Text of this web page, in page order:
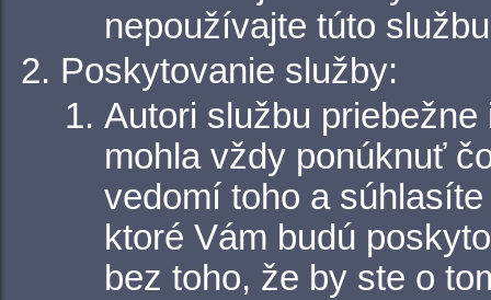
nepoužívajte túto
Poskytovanie služby:
Autori službu
mohla vždy ponúknuť
vedomí toho a
ktoré Vám budú
bez toho, že by ste o